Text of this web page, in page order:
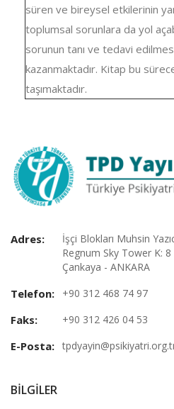
süren ve bireysel etkilerinin
toplumsal sorunlara da yol
sorunun tanı ve tedavi
kazanmaktadır. Kitap bu
taşımaktadır.
Adres:
İşçi Blokları Muhsin
Regnum Sky Tower K:
Çankaya - ANKARA
Telefon: +90 312 468 74 97
Faks: +90 312 426 04 53
E-Posta:
BILGILER